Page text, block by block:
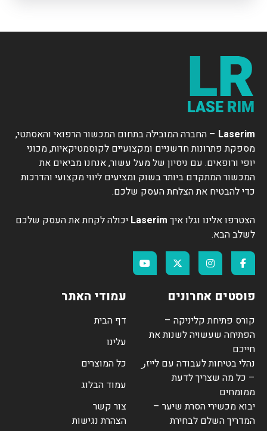
Laserim – החברה המובילה בתחום המכשור הרפואי והאסתטי,
מספקת פתרונות חדשניים ומקצועיים לקוסמטיקאיות, מכוני
יופי ורופאים. עם ניסיון של מעל עשור, אנחנו מביאים את
המכשור המתקדם ביותר בשוק ומציעים ליווי מקצועי והדרכות
כדי להבטיח את הצלחת העסק שלכם.
הצטרפו אלינו וגלו איך Laserim יכולה לקחת את העסק שלכם
לשלב הבא.
פוסטים אחרונים
קורס פתיחת קליניקה –
הפתיחה שעשויה לשנות את
חייכם
נהלי בטיחות לעבודה עם לייזر
– כל מה שצריך לדעת
ממומחים
יבוא מכשירי הסרת שיער –
המדריך השלם לבחירת
עמודי האתר
דף הבית
עלינו
כל המוצרים
עמוד הבלוג
צור קשר
הצהרת נגישות